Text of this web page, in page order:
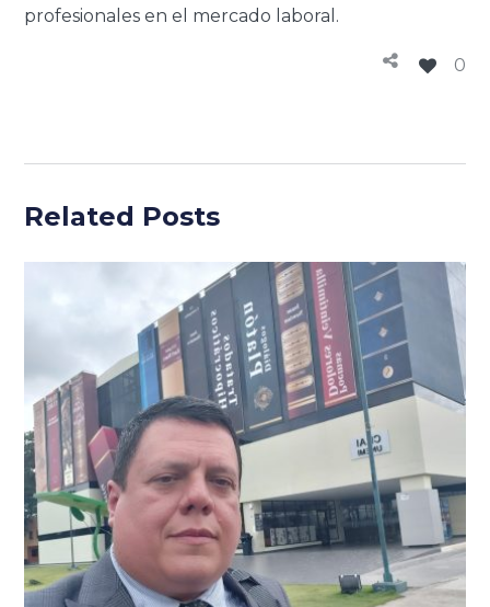
profesionales en el mercado laboral.
0
Related Posts